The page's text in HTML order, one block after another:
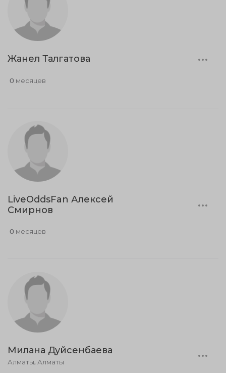
Жанел Талгатова
0 месяцев
LiveOddsFan Алексей
Смирнов
0 месяцев
Милана Дуйсенбаева
Алматы, Алматы